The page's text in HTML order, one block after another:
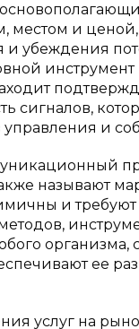
местом и
сигналов,
и
называют
и
организма,
ее
услуг на